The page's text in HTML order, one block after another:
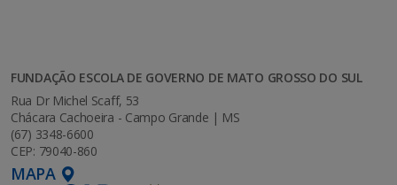
FUNDAÇÃO ESCOLA DE GOVERNO DE MATO GROSSO DO SUL
Rua Dr Michel Scaff, 53
Chácara Cachoeira - Campo Grande | MS
(67) 3348-6600
CEP: 79040-860
MAPA